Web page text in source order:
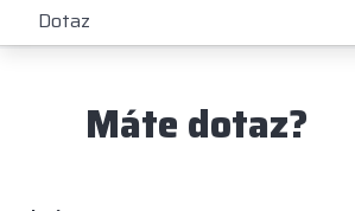
Dotaz
Máte dotaz?